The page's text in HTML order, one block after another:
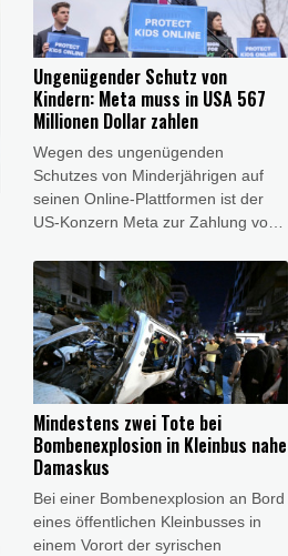
gefährlichen Eingriffs in den
Luftverkehr, erklärte der
Generalbundesanwalt am
Donnerstagabend in Karlsruhe. Die
FDP-Verteidigungsexpertin Marie-
Agnes Strack-Zimmermann sah
derweil Russland hinter dem Vorfall,
der zu einer Diskussion über die
Zuständigkeiten bei der Drohnen-
Abwehr führte.
Ungenügender Schutz von
Kindern: Meta muss in USA 567
Millionen Dollar zahlen
Wegen des ungenügenden
Schutzes von Minderjährigen auf
seinen Online-Plattformen ist der
US-Konzern Meta zur Zahlung von
Euro) verurteilt worden. Mit dem
Geld soll laut dem am Donnerstag
im Bundesstaat New Mexico
gefällten Richterspruch ein Fonds
zur Unterstützung von
Minderjährigen finanziert werden,
die durch Online-Konsum zu
Schaden gekommen seien.
Mindestens zwei Tote bei
Bombenexplosion in Kleinbus nahe
Damaskus
Bei einer Bombenexplosion an Bord
eines öffentlichen Kleinbusses in
einem Vorort der syrischen